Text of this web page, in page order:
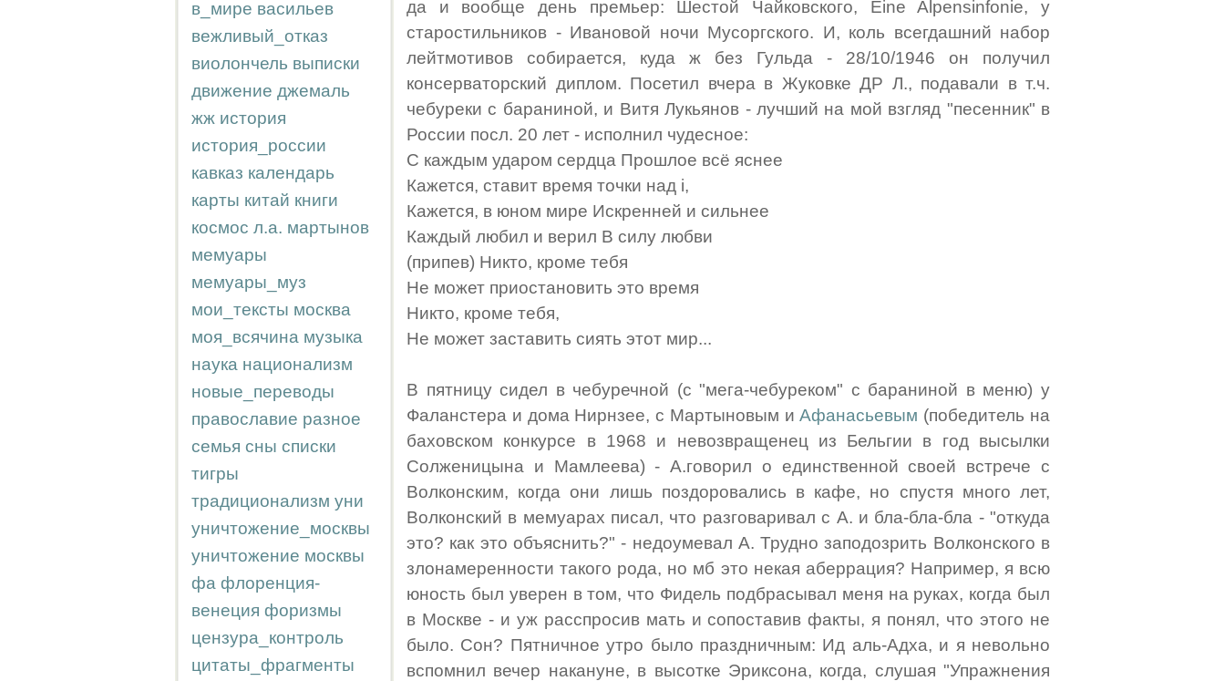
в_мире васильев
вежливый_отказ
виолончель выписки
движение джемаль
жж история
история_россии
кавказ календарь
карты китай книги
космос л.а. мартынов
мемуары
мемуары_муз
мои_тексты москва
моя_всячина музыка
наука национализм
новые_переводы
православие разное
семья сны списки
тигры
традиционализм уни
уничтожение_москвы
уничтожение москвы
фа флоренция-
венеция форизмы
цензура_контроль
цитаты_фрагменты
да и вообще день премьер: Шестой Чайковского, Eine Alpensinfonie, у
старостильников - Ивановой ночи Мусоргского. И, коль всегдашний набор
лейтмотивов собирается, куда ж без Гульда - 28/10/1946 он получил
консерваторский диплом. Посетил вчера в Жуковке ДР Л., подавали в т.ч.
чебуреки с бараниной, и Витя Лукьянов - лучший на мой взгляд "песенник" в
России посл. 20 лет - исполнил чудесное:
С каждым ударом сердца Прошлое всё яснее
Кажется, ставит время точки над i,
Кажется, в юном мире Искренней и сильнее
Каждый любил и верил В силу любви
(припев) Никто, кроме тебя
Не может приостановить это время
Никто, кроме тебя,
Не может заставить сиять этот мир...
В пятницу сидел в чебуречной (с "мега-чебуреком" с бараниной в меню) у
Фаланстера и дома Нирнзее, с Мартыновым иАфанасьевым (победитель на
баховском конкурсе в 1968 и невозвращенец из Бельгии в год высылки
Солженицына и Мамлеева) - А.говорил о единственной своей встрече с
Волконским, когда они лишь поздоровались в кафе, но спустя много лет,
Волконский в мемуарах писал, что разговаривал с А. и бла-бла-бла - "откуда
это? как это объяснить?" - недоумевал А. Трудно заподозрить Волконского в
злонамеренности такого рода, но мб это некая аберрация? Например, я всю
юность был уверен в том, что Фидель подбрасывал меня на руках, когда был
в Москве - и уж расспросив мать и сопоставив факты, я понял, что этого не
было. Сон? Пятничное утро было праздничным: Ид аль-Адха, и я невольно
вспомнил вечер накануне, в высотке Эриксона, когда, слушая "Упражнения